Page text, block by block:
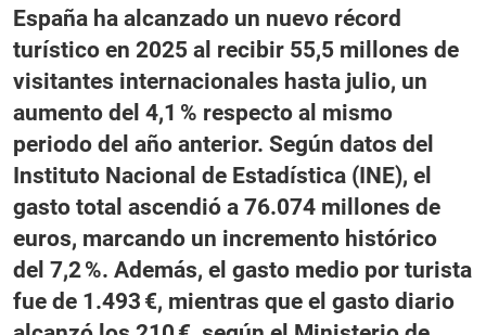
España ha alcanzado un nuevo récord
turístico en 2025 al recibir 55,5 millones de
visitantes internacionales hasta julio, un
aumento del 4,1 % respecto al mismo
periodo del año anterior. Según datos del
Instituto Nacional de Estadística (INE), el
gasto total ascendió a 76.074 millones de
euros, marcando un incremento histórico
del 7,2 %. Además, el gasto medio por turista
fue de 1.493 €, mientras que el gasto diario